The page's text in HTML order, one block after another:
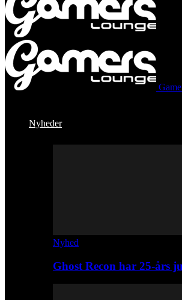
Nyheder
Nyhed
Ghost Recon har 25-års